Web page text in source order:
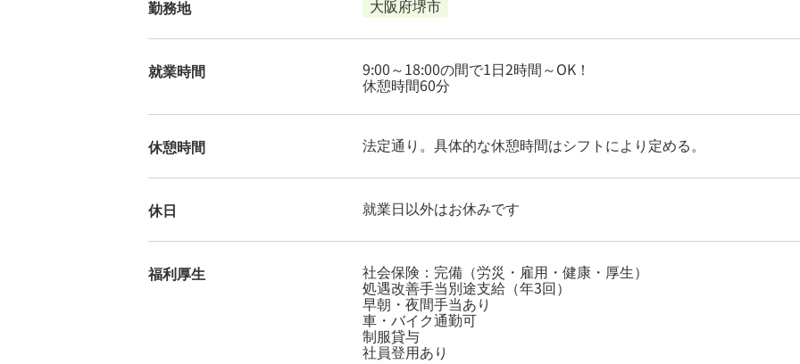
勤務地 大阪府堺市
就業時間 9:00～18:00の間で1日2時間～OK！
休憩時間60分
休憩時間 法定通り。具体的な休憩時間はシフトにより定める。
休日 就業日以外はお休みです
福利厚生 社会保険：完備（労災・雇用・健康・厚生）
処遇改善手当別途支給（年3回）
早朝・夜間手当あり
車・バイク通勤可
制服貸与
社員登用あり